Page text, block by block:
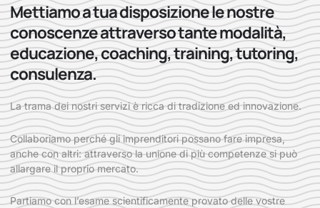
Mettiamo a tua disposizione le nostre
conoscenze attraverso tante modalità,
educazione, coaching, training, tutoring,
consulenza.
La trama dei nostri servizi è ricca di tradizione ed innovazione.
Collaboriamo perché gli imprenditori possano fare impresa,
anche con altri: attraverso la unione di più competenze si può
allargare il proprio mercato.
Partiamo con l’esame scientificamente provato delle vostre